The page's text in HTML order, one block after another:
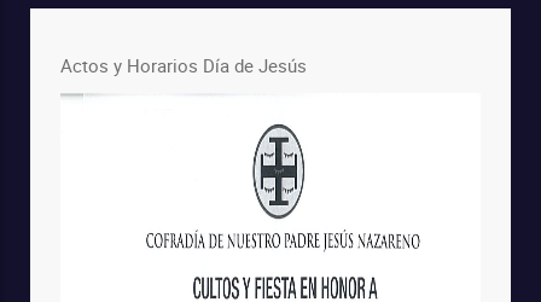
Actos y Horarios Día de Jesús